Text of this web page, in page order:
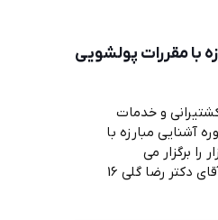
با مقررات پولشویی
و خدمات
آشنایی مبارزه با
را برگزار می
نماید:مدرس:جناب آقای دکتر رضا گلی 16